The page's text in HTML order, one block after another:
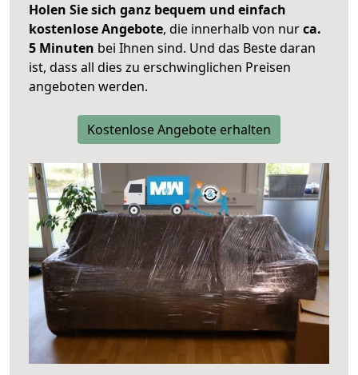
Holen Sie sich ganz bequem und einfach
kostenlose Angebote, die innerhalb von nurca.
5 Minuten bei Ihnen sind. Und das Beste daran
ist, dass all dies zu erschwinglichen Preisen
angeboten werden.
Kostenlose Angebote erhalten